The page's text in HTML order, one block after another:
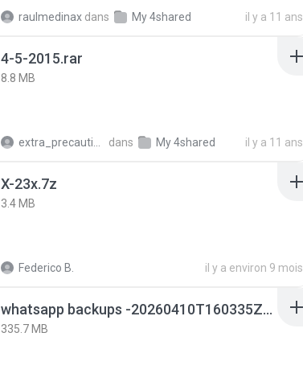
raulmedinax dans My 4shared il y a 11 ans
4-5-2015.rar
8.8 MB
dans My 4shared il y a 11 ans
X-23x.7z
3.4 MB
Federico B. il y a environ 9 mois
whatsapp backups -20260410T160335Z-3-001.zip
335.7 MB